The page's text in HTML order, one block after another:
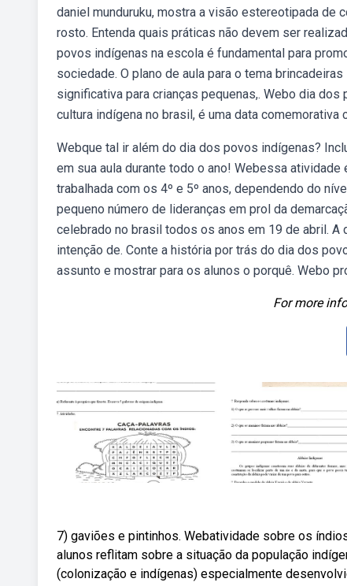
daniel munduruku, mostra a visão estereotipada de
rosto. Entenda quais práticas não devem ser
povos indígenas na escola é fundamental para
sociedade. O plano de aula para o tema
significativa para crianças pequenas,. Webo dia
cultura indígena no brasil, é uma data
Webque tal ir além do dia dos povos indígenas?
em sua aula durante todo o ano! Webessa
trabalhada com os 4º e 5º anos, dependendo do
pequeno número de lideranças em prol da
celebrado no brasil todos os anos em 19 de abril.
intenção de. Conte a história por trás do dia dos
assunto e mostrar para os alunos o porquê. Webo
For more
7) gaviões e pintinhos. Webatividade sobre os
alunos reflitam sobre a situação da população
(colonização e indígenas) especialmente